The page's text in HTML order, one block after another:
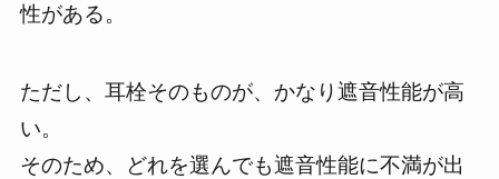
性がある。
ただし、耳栓そのものが、かなり遮音性能が高
い。
そのため、
どれを選んでも遮音性能に不満が出